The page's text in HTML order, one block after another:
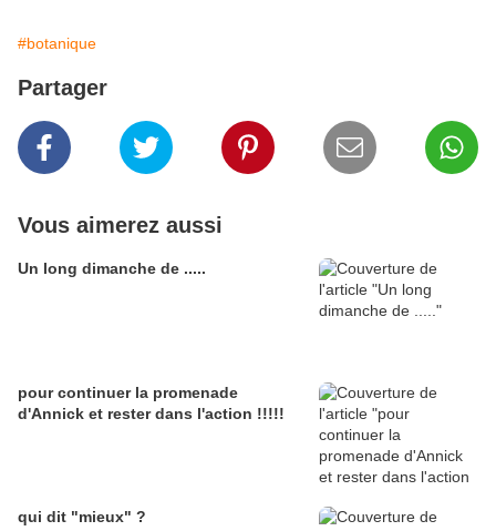
#botanique
Partager
Vous aimerez aussi
Un long dimanche de .....
pour continuer la promenade
d'Annick et rester dans l'action !!!!!
qui dit "mieux" ?